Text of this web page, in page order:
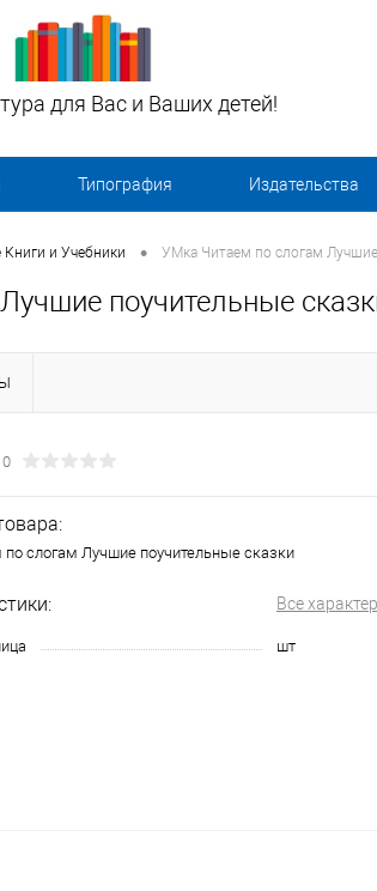
для Вас и Ваших детей!
Типография Издательства
Книги и Учебники • УМка Читаем по слогам
поучительные
слогам Лучшие поучительные сказки
Все
шт